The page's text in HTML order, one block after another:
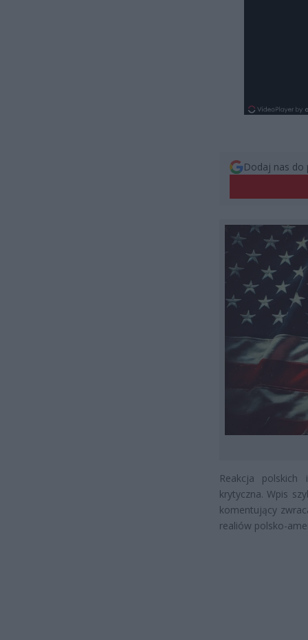
Dodaj nas do
Reakcja
krytyczna. Wpis
komentujący
realiów polsko-